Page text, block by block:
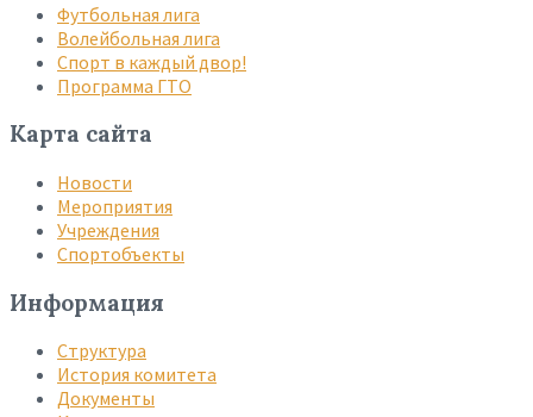
Футбольная лига
Волейбольная лига
Спорт в каждый двор!
Программа ГТО
Карта сайта
Новости
Мероприятия
Учреждения
Спортобъекты
Информация
Структура
История комитета
Документы